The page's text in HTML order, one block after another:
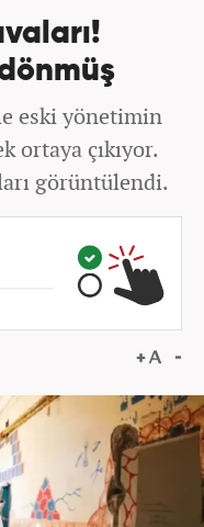
eski yönetimin
ortaya çıkıyor.
görüntülendi.